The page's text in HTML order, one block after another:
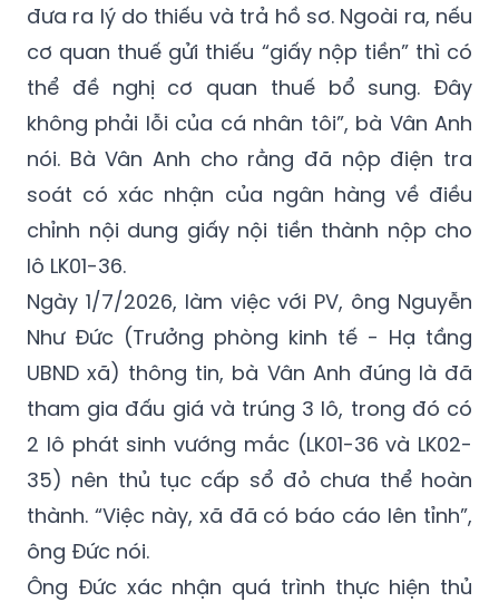
đưa ra lý do thiếu và trả hồ sơ. Ngoài ra, nếu
cơ quan thuế gửi thiếu “giấy nộp tiền” thì có
thể đề nghị cơ quan thuế bổ sung. Đây
không phải lỗi của cá nhân tôi”, bà Vân Anh
nói. Bà Vân Anh cho rằng đã nộp điện tra
soát có xác nhận của ngân hàng về điều
chỉnh nội dung giấy nội tiền thành nộp cho
lô LK01-36.
Ngày 1/7/2026, làm việc với PV, ông Nguyễn
Như Đức (Trưởng phòng kinh tế - Hạ tầng
UBND xã) thông tin, bà Vân Anh đúng là đã
tham gia đấu giá và trúng 3 lô, trong đó có
2 lô phát sinh vướng mắc (LK01-36 và LK02-
35) nên thủ tục cấp sổ đỏ chưa thể hoàn
thành. “Việc này, xã đã có báo cáo lên tỉnh”,
ông Đức nói.
Ông Đức xác nhận quá trình thực hiện thủ